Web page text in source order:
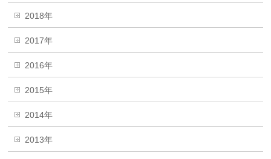
2018年
2017年
2016年
2015年
2014年
2013年